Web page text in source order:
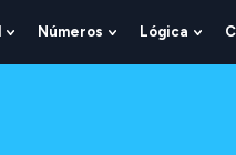
Show
Submenu
Números
Show
Submenu
Lógica